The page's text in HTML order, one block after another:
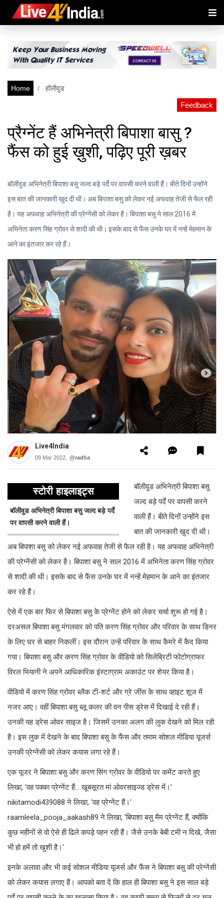
Home हॉलीवुड
Feedback
प्रैग्नेंट हैं अभिनेत्री बिपाशा बासु ?
फैंस को हुई ख़ुशी, पढ़िए पूरी ख़बर
बॉलीवुड अभिनेत्री बिपाशा बसु जल्द बड़े पर्दे पर वापसी करने वाली हैं। बीते दिनों उन्होंने
इस बात की जानकारी खुद दी थी। अब बिपाशा बसु को लेकर नई अफवाह तेजी से फैल रही
है। यह अफवाह अभिनेत्री की प्रेग्नेंसी को लेकर है। बिपाशा बसु ने साल 2016 में
अभिनेता करण सिंह ग्रोवर से शादी की थी। इसके बाद से फैंस उनके घर में नन्हें मेहमान के
आने का इंतजार कर रहे हैं।
Live4India
09 Mar 2022, @radha
स्टोरी हाइलाइट्स
बॉलीवुड अभिनेत्री बिपाशा बसु जल्द बड़े पर्दे
पर वापसी करने वाली हैं।
बॉलीवुड अभिनेत्री बिपाशा बसु
जल्द बड़े पर्दे पर वापसी करने
वाली हैं। बीते दिनों उन्होंने इस
बात की जानकारी खुद दी थी।
अब बिपाशा बसु को लेकर नई अफवाह तेजी से फैल रही है। यह अफवाह अभिनेत्री
की प्रेग्नेंसी को लेकर है। बिपाशा बसु ने साल 2016 में अभिनेता करण सिंह ग्रोवर
से शादी की थी। इसके बाद से फैंस उनके घर में नन्हें मेहमान के आने का इंतजार
कर रहे हैं।
ऐसे में एक बार फिर से बिपाशा बसु के प्रेग्नेंट होने को लेकर चर्चा शुरू हो गई है।
दरअसल बिपाशा बसु मंगलवार को पति करण सिंह ग्रोवर और परिवार के साथ डिनर
के लिए घर से बाहर निकलीं। इस दौरान उन्हें परिवार के साथ कैमरे में कैद किया
गया। बिपाशा बसु और करण सिंह ग्रोवर के वीडियो को सिलेब्रिटी फोटोग्राफर
विरल भियानी ने अपने आधिकारिक इंस्टाग्राम अकाउंट पर शेयर किया है।
वीडियो में करण सिंह ग्रोवर ब्लैक टी-शर्ट और ग्रे जींस के साथ व्हाइट शूज में
नजर आए। वहीं बिपाशा बसु ब्लू कलर की वन पीस ड्रेस में दिखाई दे रही हैं।
उनकी यह ड्रेस ओवर साइज है। जिसमें उनका अलग की लुक देखने को मिल रही
है। इस लुक में देखने के बाद बिपाशा बसु के फैंस और तमाम सोशल मीडिया यूजर्स
उनकी प्रेग्नेंसी को लेकर कयास लगा रहे हैं।
एक यूजर ने बिपाशा बसु और करण सिंग ग्रोवर के वीडियो पर कमेंट करते हुए
लिखा, 'वह पक्का प्रेग्नेंट हैं... खूबसूरत मां ओवरसाइज्ड ड्रेस में।'
nikitamodi439088 ने लिखा, 'वह प्रेग्नेंट हैं।'
raamleela_pooja_aakash89 ने लिखा, 'बिपाशा बसु मैम प्रेग्नेंट हैं, क्योंकि
कुछ महीनों से वो ऐसे ही ढिले कपड़े पहन रही हैं। जैसे उनके बेबी टमी न दिखे, जैसा
भी हो हमें तो खुशी है।'
इनके अलावा और भी कई सोशल मीडिया यूजर्स और फैंस ने बिपाशा बसु की प्रेग्नेंसी
को लेकर कयास लगाए हैं। आपको बता दें कि हाल ही बिपाशा बसु ने इस साल बड़े